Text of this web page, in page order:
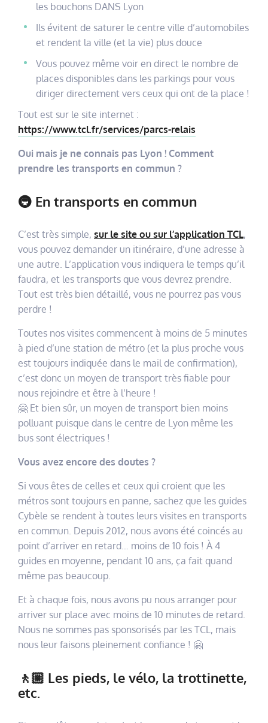
les bouchons DANS Lyon
Ils évitent de saturer le centre ville d’automobiles
et rendent la ville (et la vie) plus douce
Vous pouvez même voir en direct le nombre de
places disponibles dans les parkings pour vous
diriger directement vers ceux qui ont de la place !
Tout est sur le site internet :
https://www.tcl.fr/services/parcs-relais
Oui mais je ne connais pas Lyon ! Comment
prendre les transports en commun ?
🚇 En transports en commun
C’est très simple, sur le site ou sur l’application TCL,
vous pouvez demander un itinéraire, d’une adresse à
une autre. L’application vous indiquera le temps qu’il
faudra, et les transports que vous devrez prendre.
Tout est très bien détaillé, vous ne pourrez pas vous
perdre !
Toutes nos visites commencent à moins de 5 minutes
à pied d’une station de métro (et la plus proche vous
est toujours indiquée dans le mail de confirmation),
c’est donc un moyen de transport très fiable pour
nous rejoindre et être à l’heure !
🤗 Et bien sûr, un moyen de transport bien moins
polluant puisque dans le centre de Lyon même les
bus sont électriques !
Vous avez encore des doutes ?
Si vous êtes de celles et ceux qui croient que les
métros sont toujours en panne, sachez que les guides
Cybèle se rendent à toutes leurs visites en transports
en commun. Depuis 2012, nous avons été coincés au
point d’arriver en retard… moins de 10 fois ! À 4
guides en moyenne, pendant 10 ans, ça fait quand
même pas beaucoup.
Et à chaque fois, nous avons pu nous arranger pour
arriver sur place avec moins de 10 minutes de retard.
Nous ne sommes pas sponsorisés par les TCL, mais
nous leur faisons pleinement confiance ! 🤗
🚶🏼 Les pieds, le vélo, la trottinette,
etc.